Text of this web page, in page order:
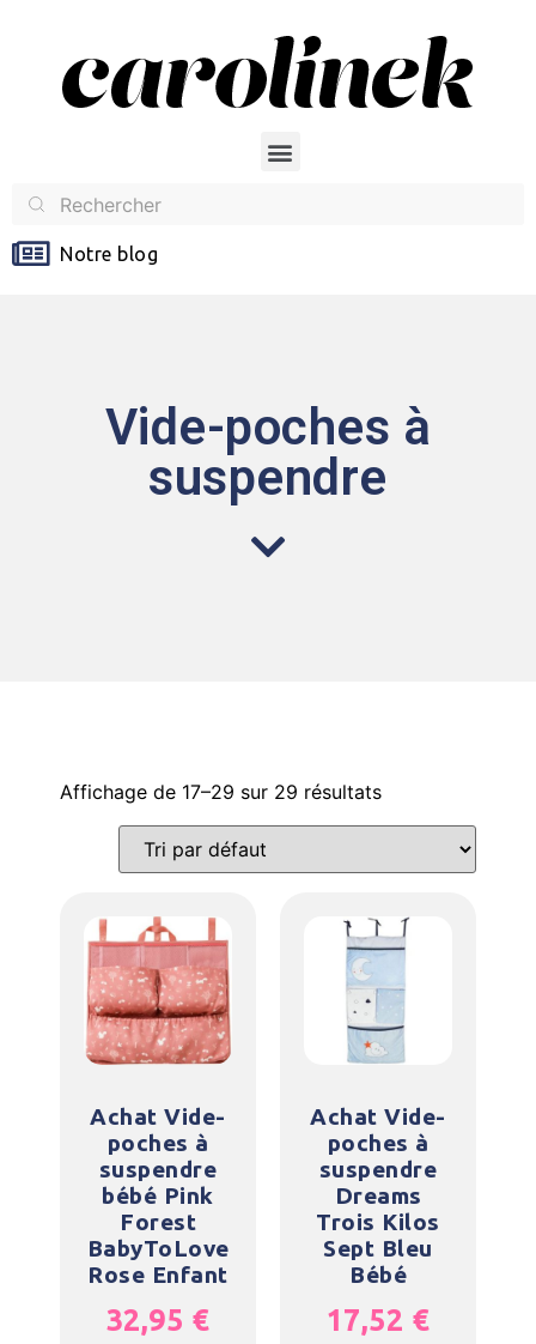
Notre blog
Vide-poches à
suspendre
Affichage de 17–29 sur 29 résultats
Achat Vide-
poches à
suspendre
bébé Pink
Forest
BabyToLove
Rose Enfant
32,95 €
Achat Vide-
poches à
suspendre
Dreams
Trois Kilos
Sept Bleu
Bébé
17,52 €